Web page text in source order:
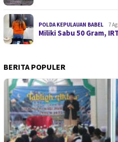
POLDA KEPULAUAN BABEL 7
Miliki Sabu 50 Gram,
BERITA POPULER